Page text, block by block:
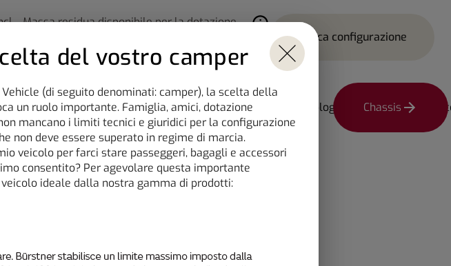
Massa residua disponibile per la dotazione
413 kg
Carica configurazione
equipaggiamenti
Con riserva di
senza garanzia e
Layout
Scegli un modello
SFT 7.0
Design d'interni Installazione e tecnologia La tua
Chassis
per l'accettazione delle note in
del vostro camper
(di seguito denominati: camper), la scelta della
un ruolo importante. Famiglia, amici, dotazione
mancano i limiti tecnici e giuridici per la configurazione
non deve essere superato in regime di marcia.
veicolo per farci stare passeggeri, bagagli e accessori
consentito? Per agevolare questa importante
ideale dalla nostra gamma di prodotti: